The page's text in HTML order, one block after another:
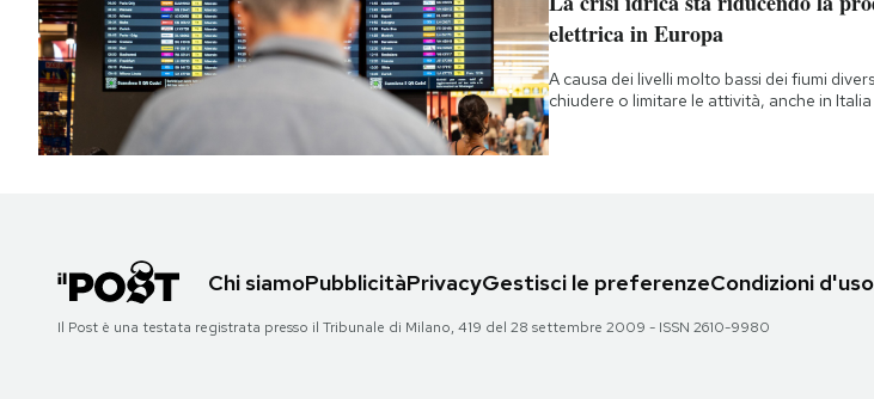
elettrica in Europa
A causa dei livelli molto bassi dei fiumi
chiudere o limitare le attività, anche in Italia
Chi siamoPubblicitàPrivacyGestisci le preferenzeCondizioni d'uso
Il Post è una testata registrata presso il Tribunale di Milano, 419 del 28 settembre 2009 - ISSN 2610-9980